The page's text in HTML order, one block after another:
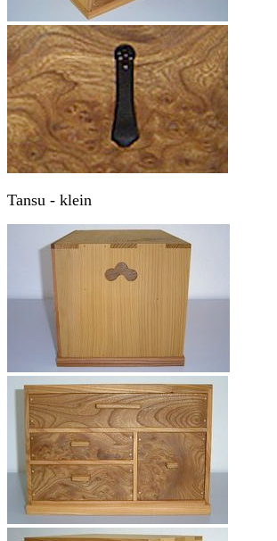
Tansu - klein